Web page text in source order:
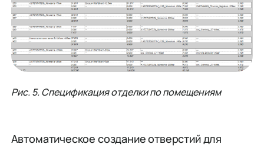
Рис. 5. Спецификация отделки по помещениям
Автоматическое создание отверстий для